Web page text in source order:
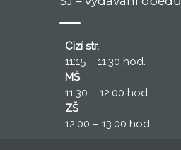
Cizí str.
11:15 – 11:30 hod.
MŠ
11:30 – 12:00 hod.
ZŠ
12:00 – 13:00 hod.